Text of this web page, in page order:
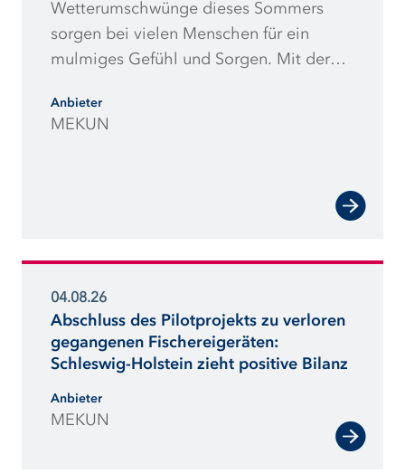
Wetterumschwünge dieses Sommers
sorgen bei vielen Menschen für ein
mulmiges Gefühl und Sorgen. Mit der
Klimaanpassungsstrategie will die
Anbieter
MEKUN
04.08.26
Abschluss des Pilotprojekts zu verloren
gegangenen Fischereigeräten:
Schleswig-Holstein zieht positive Bilanz
Anbieter
MEKUN